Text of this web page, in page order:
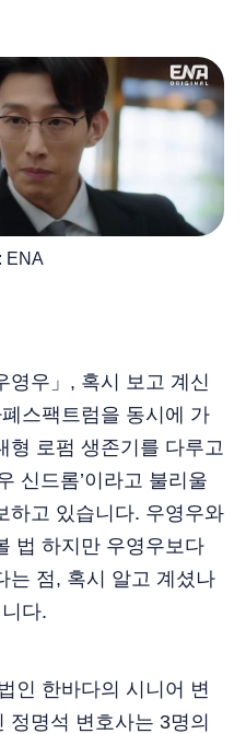
ENA
영우」, 혹시 보고 계신
스팩트럼을 동시에 가
형 로펌 생존기를 다루고
신드롬’이라고 불리울
하고 있습니다. 우영우와
법 하지만 우영우보다
는 점, 혹시 알고 계셨나
다.
인 한바다의 시니어 변
정명석 변호사는 3명의